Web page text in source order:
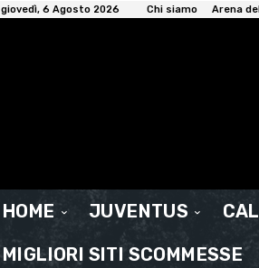
giovedì, 6 Agosto 2026 Chi siamo Arena
HOME JUVENTUS
MIGLIORI SITI SCOMMESSE